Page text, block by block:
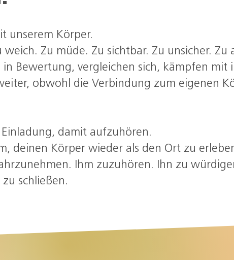
unserem Körper.
Zu müde. Zu sichtbar. Zu unsicher. Zu
Bewertung, vergleichen sich, kämpfen mit
obwohl die Verbindung zum eigenen
damit aufzuhören.
deinen Körper wieder als den Ort zu
Ihm zuzuhören. Ihn zu
schließen.